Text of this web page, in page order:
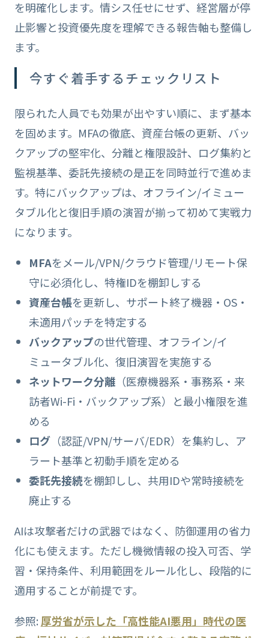
を明確化します。情シス任せにせず、経営層が停
止影響と投資優先度を理解できる報告軸も整備し
ます。
今すぐ着手するチェックリスト
限られた人員でも効果が出やすい順に、まず基本
を固めます。MFAの徹底、資産台帳の更新、バッ
クアップの堅牢化、分離と権限設計、ログ集約と
監視基準、委託先接続の是正を同時並行で進めま
す。特にバックアップは、オフライン/イミュー
タブル化と復旧手順の演習が揃って初めて実戦力
になります。
MFAをメール/VPN/クラウド管理/リモート保
守に必須化し、特権IDを棚卸しする
資産台帳を更新し、サポート終了機器・OS・
未適用パッチを特定する
バックアップの世代管理、オフライン/イ
ミュータブル化、復旧演習を実施する
ネットワーク分離（医療機器系・事務系・来
訪者Wi-Fi・バックアップ系）と最小権限を進
める
ログ（認証/VPN/サーバ/EDR）を集約し、ア
ラート基準と初動手順を定める
委託先接続を棚卸しし、共用IDや常時接続を
廃止する
AIは攻撃者だけの武器ではなく、防御運用の省力
化にも使えます。ただし機微情報の投入可否、学
習・保持条件、利用範囲をルール化し、段階的に
適用することが前提です。
参照: 厚労省が示した「高性能AI悪用」時代の医